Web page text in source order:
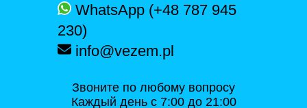
WhatsApp (+48 787 945
230)
info@vezem.pl
Звоните по любому вопросу
Каждый день с 7:00 до 21:00